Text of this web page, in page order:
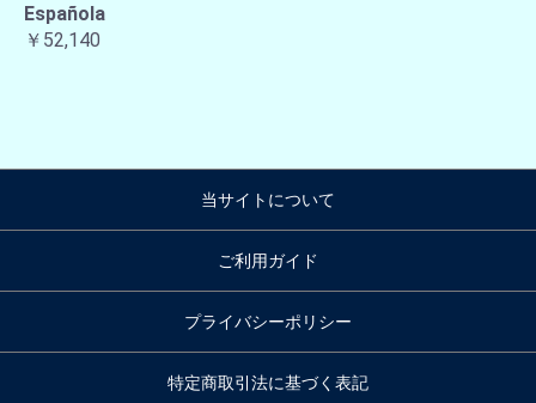
Española
￥52,140
当サイトについて
ご利用ガイド
プライバシーポリシー
特定商取引法に基づく表記